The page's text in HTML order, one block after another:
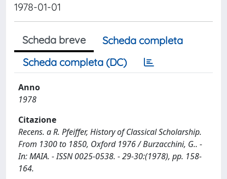
1978-01-01
Scheda breve
Scheda completa
Scheda completa (DC)
Anno
1978
Citazione
Recens. a R. Pfeiffer, History of Classical Scholarship.
From 1300 to 1850, Oxford 1976 / Burzacchini, G.. -
In: MAIA. - ISSN 0025-0538. - 29-30:(1978), pp. 158-
164.